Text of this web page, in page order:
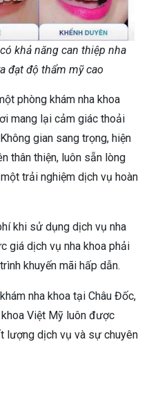
khả năng can thiệp nha
đạt độ thẩm mỹ cao
phòng khám nha khoa
mang lại cảm giác thoải
gian sang trọng, hiện
thân thiện, luôn sẵn lòng
trải nghiệm dịch vụ hoàn
khi sử dụng dịch vụ nha
giá dịch vụ nha khoa phải
khuyến mãi hấp dẫn.
nha khoa tại Châu Đốc,
Việt Mỹ luôn được
lượng dịch vụ và sự chuyên